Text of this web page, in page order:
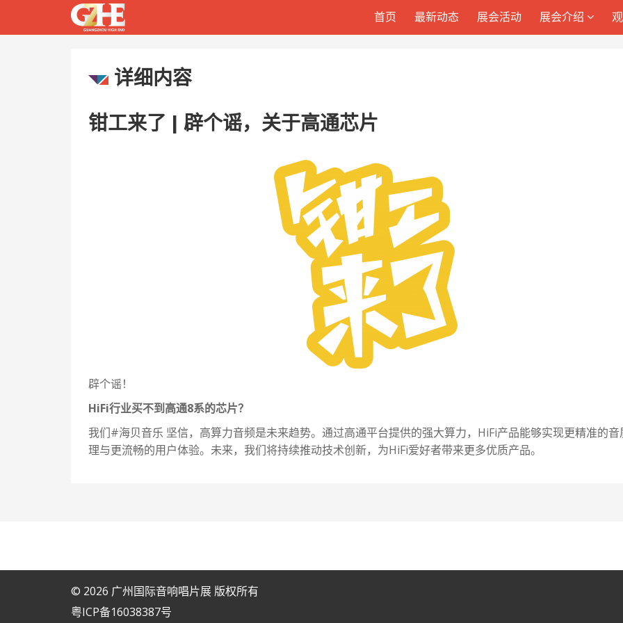
首页 最新动态 展会活动 展会介绍
详细内容
钳工来了 | 辟个谣，关于高通芯片
辟个谣！
HiFi行业买不到高通8系的芯片？
我们#海贝音乐 坚信，高算力音频是未来趋势。通过高通平台提供的强大算力，HiFi产品能够实现更精准的音
理与更流畅的用户体验。未来，我们将持续推动技术创新，为HiFi爱好者带来更多优质产品。
© 2026 广州国际音响唱片展 版权所有
粤ICP备16038387号